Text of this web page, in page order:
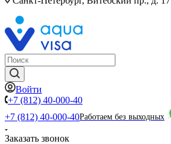
Войти
+7 (812) 40-000-40
+7 (812) 40-000-40Работаем без выходных
Заказать звонок